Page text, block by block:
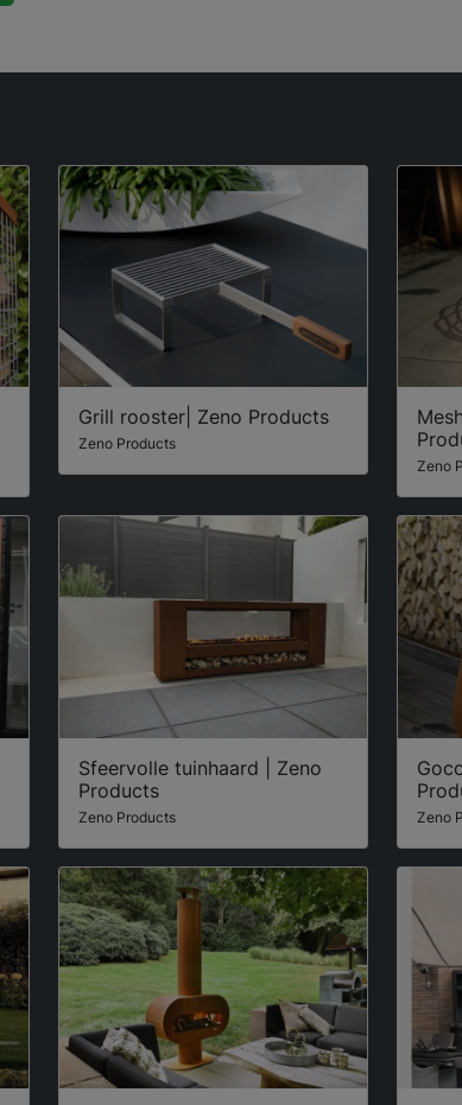
Grill rooster| Zeno Products
Zeno Products
Zeno
Sfeervolle tuinhaard | Zeno
Products
Zeno Products Zeno